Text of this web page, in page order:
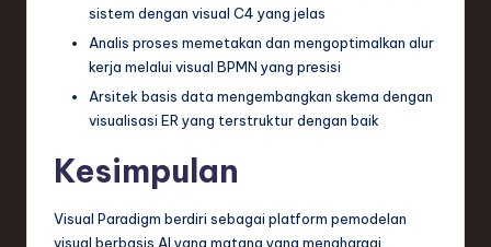
sistem dengan visual C4 yang jelas
Analis proses memetakan dan mengoptimalkan alur
kerja melalui visual BPMN yang presisi
Arsitek basis data mengembangkan skema dengan
visualisasi ER yang terstruktur dengan baik
Kesimpulan
Visual Paradigm berdiri sebagai platform pemodelan
visual berbasis AI yang matang yang menghargai